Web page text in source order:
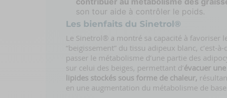
son tour aide à contrôler le poids.
Les bienfaits du Sinetrol®
Le Sinetrol® a montré sa capacité à favoriser
“beigissement” du tissu adipeux blanc, c’est-
passer le métabolisme d’une partie des
sur celui des beiges, permettant d’évacuer
lipides stockés sous forme de chaleur,
en une augmentation du métabolisme de base.